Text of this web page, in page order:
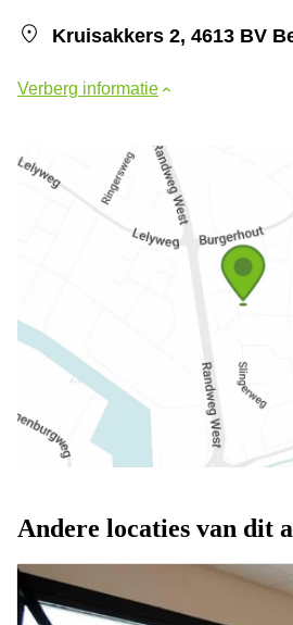
Kruisakkers 2, 4613 BV
Verberg informatie
Andere locaties van dit